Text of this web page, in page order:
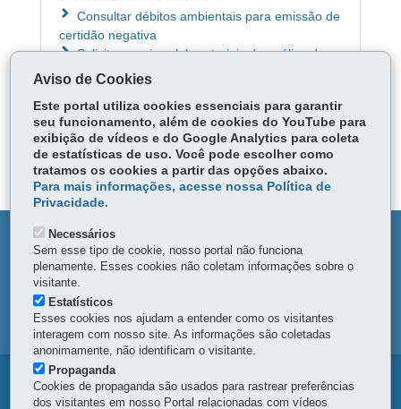
Consultar débitos ambientais para emissão de
certidão negativa
Solicitar serviços laboratoriais de análise de
solo, água e peixes
ÓRGÃO RESPONSÁVEL
DEIXE SUA OPINIÃO
MAPA DO SITE
DENUNCIE CORRUPÇÃO
Navegação
Aviso de Cookies
Este portal utiliza cookies essenciais para garantir
seu funcionamento, além de cookies do YouTube para
exibição de vídeos e do Google Analytics para coleta
de estatísticas de uso. Você pode escolher como
tratamos os cookies a partir das opções abaixo.
Para mais informações, acesse nossa Política de
Privacidade.
Necessários
Sem esse tipo de cookie, nosso portal não funciona
plenamente. Esses cookies não coletam informações sobre o
visitante.
Estatísticos
Esses cookies nos ajudam a entender como os visitantes
interagem com nosso site. As informações são coletadas
anonimamente, não identificam o visitante.
Propaganda
Cookies de propaganda são usados para rastrear preferências
dos visitantes em nosso Portal relacionadas com vídeos